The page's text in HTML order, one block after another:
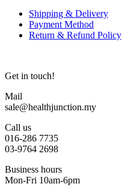
Shipping & Delivery
Payment Method
Return & Refund Policy
Get in touch!
Mail
sale@healthjunction.my
Call us
016-286 7735
03-9764 2698
Business hours
Mon-Fri 10am-6pm